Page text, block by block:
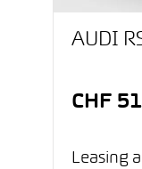
AUDI
CHF
Leasing